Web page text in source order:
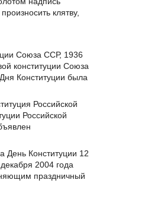
клятву,
Союза ССР, 1936
конституции Союза
Конституции была
Российской
Российской
День Конституции 12
2004 года
праздничный